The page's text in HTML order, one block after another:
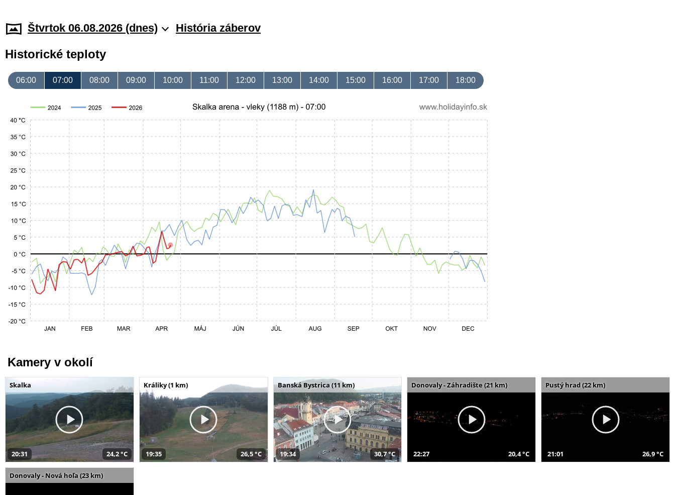
Štvrtok 06.08.2026 (dnes) História záberov
Historické teploty
06:00 07:00 08:00 09:00 10:00 11:00 12:00 13:00 14:00 15:00 16:00 17:00 18:00
Kamery v okolí
Skalka
20:31 24,2 °C
Králiky (1 km)
19:35 26,5 °C
Banská Bystrica (11 km)
19:34 30,7 °C
Donovaly - Záhradište (21 km)
22:27 20,4 °C
Pustý hrad (22 km)
21:01 26,9 °C
Donovaly - Nová hoľa (23 km)